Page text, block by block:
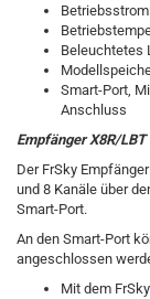
Beleuchtetes
Smart-Port,
Anschluss
Empfänger X8R/
Der FrSky
und 8 Kanäle über
Smart-Port.
An den Smart-Port
angeschlossen
Mit dem